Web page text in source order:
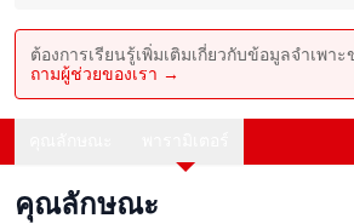
ต้องการเรียนรู้เพิ่มเติมเกี่ยวกับข้อมูลจำเพา
ถามผู้ช่วยของเรา →
คุณลักษณะ